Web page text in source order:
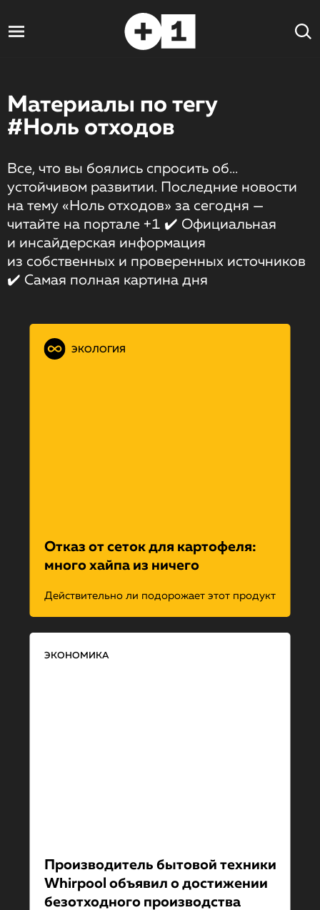
Материалы по тегу
#Ноль отходов
Все, что вы боялись спросить об...
устойчивом развитии. Последние новости
на тему «Ноль отходов» за сегодня —
читайте на портале +1 ✔️ Официальная
и инсайдерская информация
из собственных и проверенных источников
✔️ Самая полная картина дня
ЭКОЛОГИЯ
Отказ от сеток для картофеля:
много хайпа из ничего
Действительно ли подорожает этот продукт
ЭКОНОМИКА
Производитель бытовой техники
Whirpool объявил о достижении
безотходного производства